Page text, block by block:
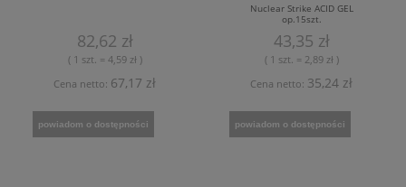
82,62 zł
( 1 szt. = 4,59 zł )
Cena netto: 67,17 zł
powiadom o dostępności
Nuclear Strike ACID GEL
op.15szt.
43,35 zł
( 1 szt. = 2,89 zł )
Cena netto: 35,24 zł
powiadom o dostępności